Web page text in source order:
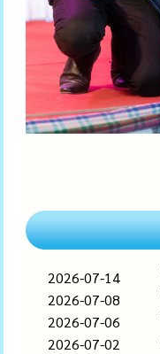
2026-07-14
2026-07-08
2026-07-06
2026-07-02